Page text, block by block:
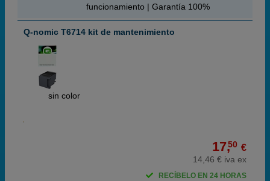
funcionamiento | Garantía 100%
Q-nomic T6714 kit de mantenimiento
sin color
17,50 €
14,46 € iva ex
RECÍBELO EN 24 HORAS